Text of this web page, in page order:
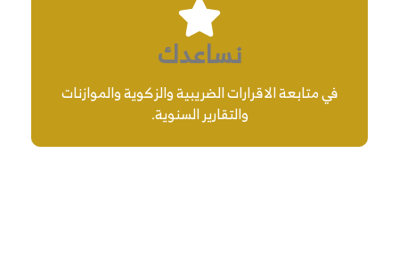
نساعدك
في متابعة الاقرارات الضريبية والزكوية والموازنات
والتقارير السنوية.